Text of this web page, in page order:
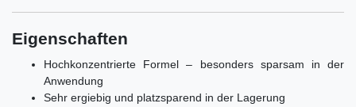
Eigenschaften
Hochkonzentrierte Formel – besonders sparsam in der
Anwendung
Sehr ergiebig und platzsparend in der Lagerung